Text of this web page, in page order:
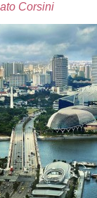
Corsini